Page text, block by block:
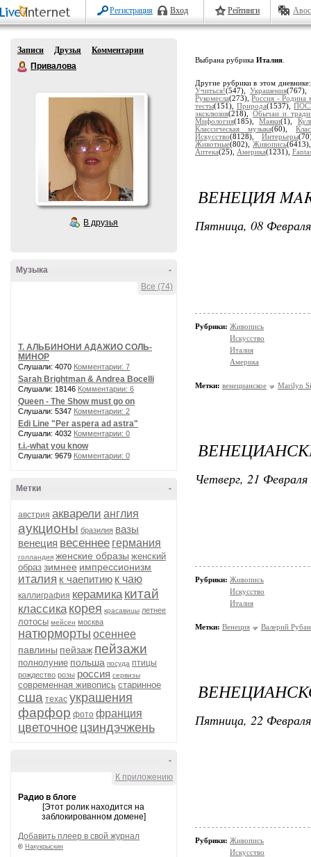
Регистрация Вход Рейтинги
Записи Друзья
Комментарии
Привалова
В друзья
-
Музыка
Все (74)
Т. АЛЬБИНОНИ АДАЖИО СОЛЬ-
МИНОР
Слушали: 4070 Комментарии: 7
Sarah Brightman & Andrea Bocelli
Слушали: 18146 Комментарии: 6
Queen - The Show must go on
Слушали: 5347 Комментарии: 2
Edi Line "Per aspera ad astra"
Слушали: 4032 Комментарии: 0
t.i.-what you know
Слушали: 9679 Комментарии: 0
-
Метки
австрия акварели англия
аукционы бразилия вазы
венеция весеннее германия
голландия женские образы женский
образ зимнее импрессионизм
италия к чаепитию к чаю
каллиграфия керамика китай
классика корея красавицы летнее
лотосы мейсен москва
натюрморты осеннее
павлины пейзаж пейзажи
полнолуние польша посуда птицы
рождество розы россия сервизы
современная живопись старинное
сша техас украшения
фарфор фото франция
цветочное цзиндэчжень
-
К приложению
Радио в блоге
[Этот ролик находится на
заблокированном домене]
Добавить плеер в свой журнал
© Накукрыскин
Выбрана рубрика Италия
Другие рубрики в этом
Учиться!(547),Украшения(767),
Рукомесла(273),Россия - Родина
тесты(151),Природа(1537),
эксклюзив(218), Обычаи и
Мифология(185),Маяки(1),
Классическая музыка(60),
Искусство(8128), Интерьеры
Животные(802), Живопись
Аптека(25), Америка(1231),
ВЕНЕЦИЯ
Пятница, 08
Рубрики: Живопись
Искусство
Италия
Америка
Метки: венецианское Marilyn
Четверг, 21
Рубрики: Живопись
Искусство
Италия
Метки: Венеция Валерий
Пятница, 22
Рубрики: Живопись
Искусство